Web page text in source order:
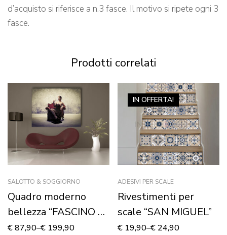
d’acquisto si riferisce a n.3 fasce. Il motivo si ripete ogni 3
fasce.
Prodotti correlati
SALOTTO & SOGGIORNO
Quadro moderno
bellezza “FASCINO DI
DONNA”
€87,90–€ 199,90
IN OFFERTA!
ADESIVI PER SCALE
Rivestimenti per
scale “SAN MIGUEL”
€ 19,90–€ 24,90